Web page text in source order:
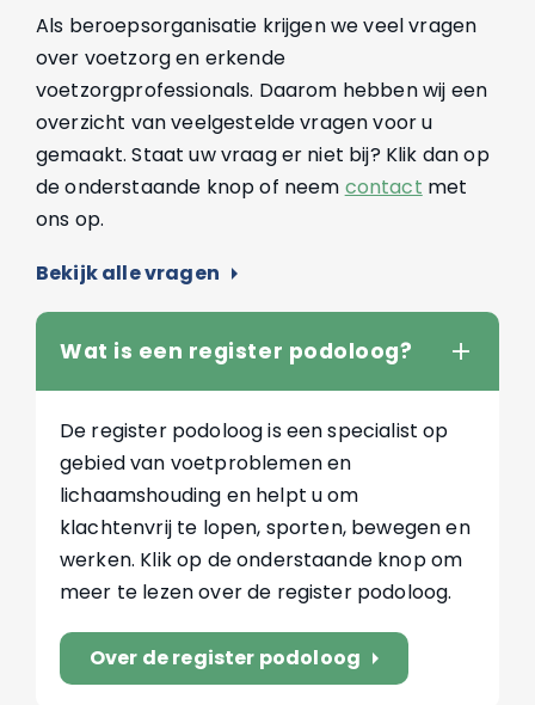
Als beroepsorganisatie krijgen we veel vragen
over voetzorg en erkende
voetzorgprofessionals. Daarom hebben wij een
overzicht van veelgestelde vragen voor u
gemaakt. Staat uw vraag er niet bij? Klik dan op
de onderstaande knop of neem contact met
ons op.
Bekijk alle vragen arrow_right
Wat is een register podoloog?
De register podoloog is een specialist op
gebied van voetproblemen en
lichaamshouding en helpt u om
klachtenvrij te lopen, sporten, bewegen en
werken. Klik op de onderstaande knop om
meer te lezen over de register podoloog.
Over de register podoloog arrow_right